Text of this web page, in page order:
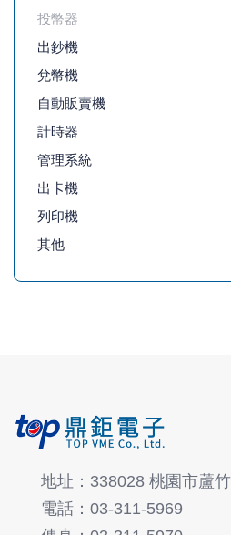
投幣器
出鈔機
兌幣機
自動販賣機
計時器
管理系統
出卡機
列印機
其他
地址：338028 桃園市蘆
電話：03-311-5969